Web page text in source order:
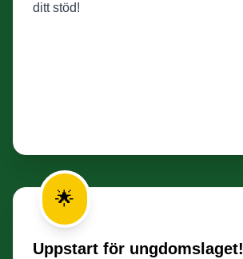
ditt stöd!
🌟
Uppstart för ungdomslaget!